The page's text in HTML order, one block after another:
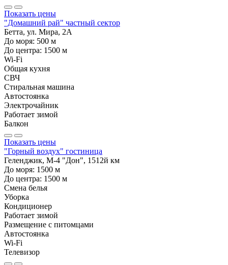
Показать цены
"Домашний рай" частный сектор
Бетта, ул. Мира, 2А
До моря: 500 м
До центра: 1500 м
Wi-Fi
Общая кухня
СВЧ
Стиральная машина
Автостоянка
Электрочайник
Работает зимой
Балкон
Показать цены
"Горный воздух" гостиница
Геленджик, М-4 "Дон", 1512й км
До моря: 1500 м
До центра: 1500 м
Смена белья
Уборка
Кондиционер
Работает зимой
Размещение с питомцами
Автостоянка
Wi-Fi
Телевизор